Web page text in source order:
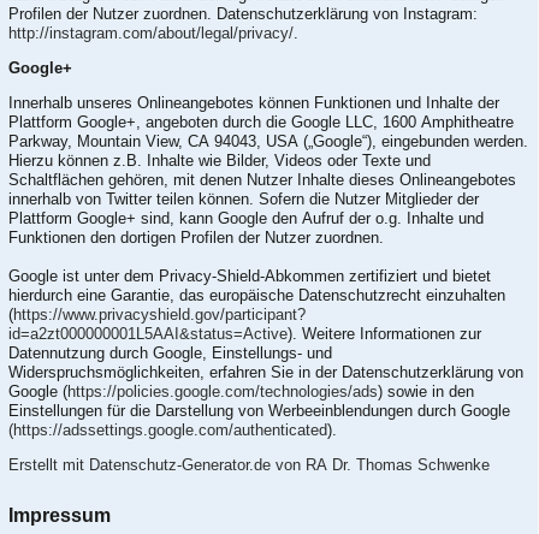
Profilen der Nutzer zuordnen. Datenschutzerklärung von Instagram:
http://instagram.com/about/legal/privacy/
Google+
Innerhalb unseres Onlineangebotes können Funktionen und Inhalte der
Plattform Google+, angeboten durch die Google LLC, 1600 Amphitheatre
Parkway, Mountain View, CA 94043, USA („Google“), eingebunden werden.
Hierzu können z.B. Inhalte wie Bilder, Videos oder Texte und
Schaltflächen gehören, mit denen Nutzer Inhalte dieses Onlineangebotes
innerhalb von Twitter teilen können. Sofern die Nutzer Mitglieder der
Plattform Google+ sind, kann Google den Aufruf der o.g. Inhalte und
Funktionen den dortigen Profilen der Nutzer zuordnen.
Google ist unter dem Privacy-Shield-Abkommen zertifiziert und bietet
hierdurch eine Garantie, das europäische Datenschutzrecht einzuhalten
(https://www.privacyshield.gov/participant?
id=a2zt000000001L5AAI&status=Active). Weitere Informationen zur
Datennutzung durch Google, Einstellungs- und
Widerspruchsmöglichkeiten, erfahren Sie in der Datenschutzerklärung von
Google (https://policies.google.com/technologies/ads) sowie in den
Einstellungen für die Darstellung von Werbeeinblendungen durch Google
(https://adssettings.google.com/authenticated).
Erstellt mit Datenschutz-Generator.de von RA Dr. Thomas Schwenke
Impressum